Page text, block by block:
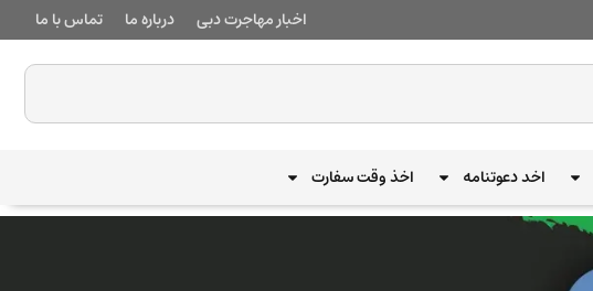
اخبار مهاجرت دبی درباره ما تماس با ما
اخد دعوتنامه اخذ وقت سفارت